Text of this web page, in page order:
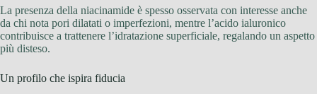
La presenza della niacinamide è spesso osservata con interesse anche
da chi nota pori dilatati o imperfezioni, mentre l’acido ialuronico
contribuisce a trattenere l’idratazione superficiale, regalando un aspetto
più disteso.
Un profilo che ispira fiducia